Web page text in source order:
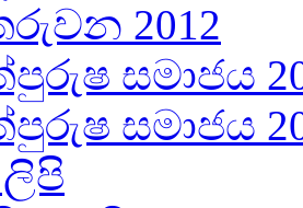
2012
සමාජය
සමාජය